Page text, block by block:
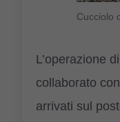
Cucciolo
L’operazione
collaborato
arrivati sul